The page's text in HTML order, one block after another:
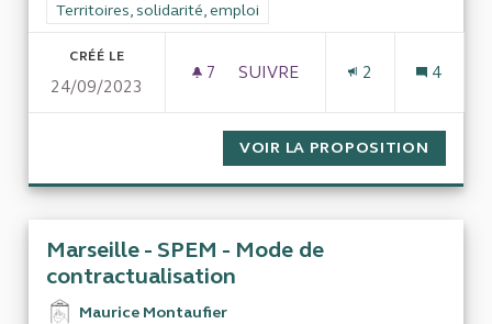
Filtrer les résultats de la catégorie : Territoires, solidarité,
Territoires, solidarité, emploi
CRÉÉ LE
24/09/2023
7 7 ABONNÉS
SUIVRE
2 4
VOIR LA PROPOSITION
Marseille - SPEM - Mode de
contractualisation
Maurice Montaufier